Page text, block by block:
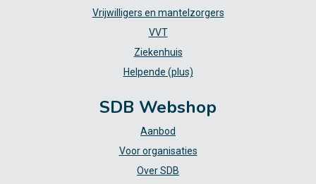
Vrijwilligers en mantelzorgers
VVT
Ziekenhuis
Helpende (plus)
SDB Webshop
Aanbod
Voor organisaties
Over SDB